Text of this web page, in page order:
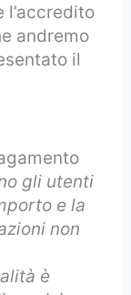
l’accredito
andremo
il
gli utenti
e la
non
è